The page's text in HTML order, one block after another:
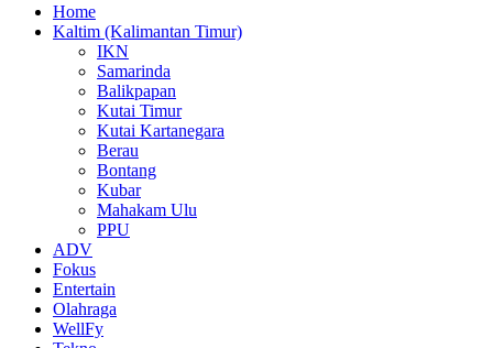
Home
Kaltim (Kalimantan Timur)
IKN
Samarinda
Balikpapan
Kutai Timur
Kutai Kartanegara
Berau
Bontang
Kubar
Mahakam Ulu
PPU
ADV
Fokus
Entertain
Olahraga
WellFy